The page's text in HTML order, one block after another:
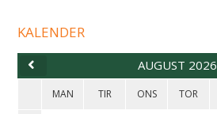
KALENDER
AUGUST 2026
MAN TIR ONS TOR